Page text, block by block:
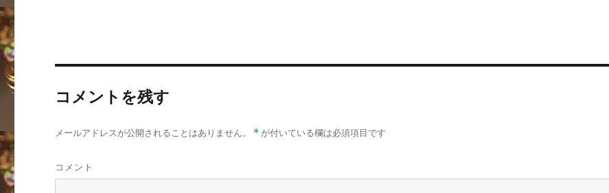
コメントを残す
メールアドレスが公開されることはありません。 * が付いている欄は必須項目です
コメント